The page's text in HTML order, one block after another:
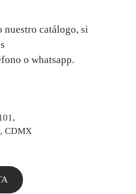
catálogo, si
o whatsapp.
CDMX